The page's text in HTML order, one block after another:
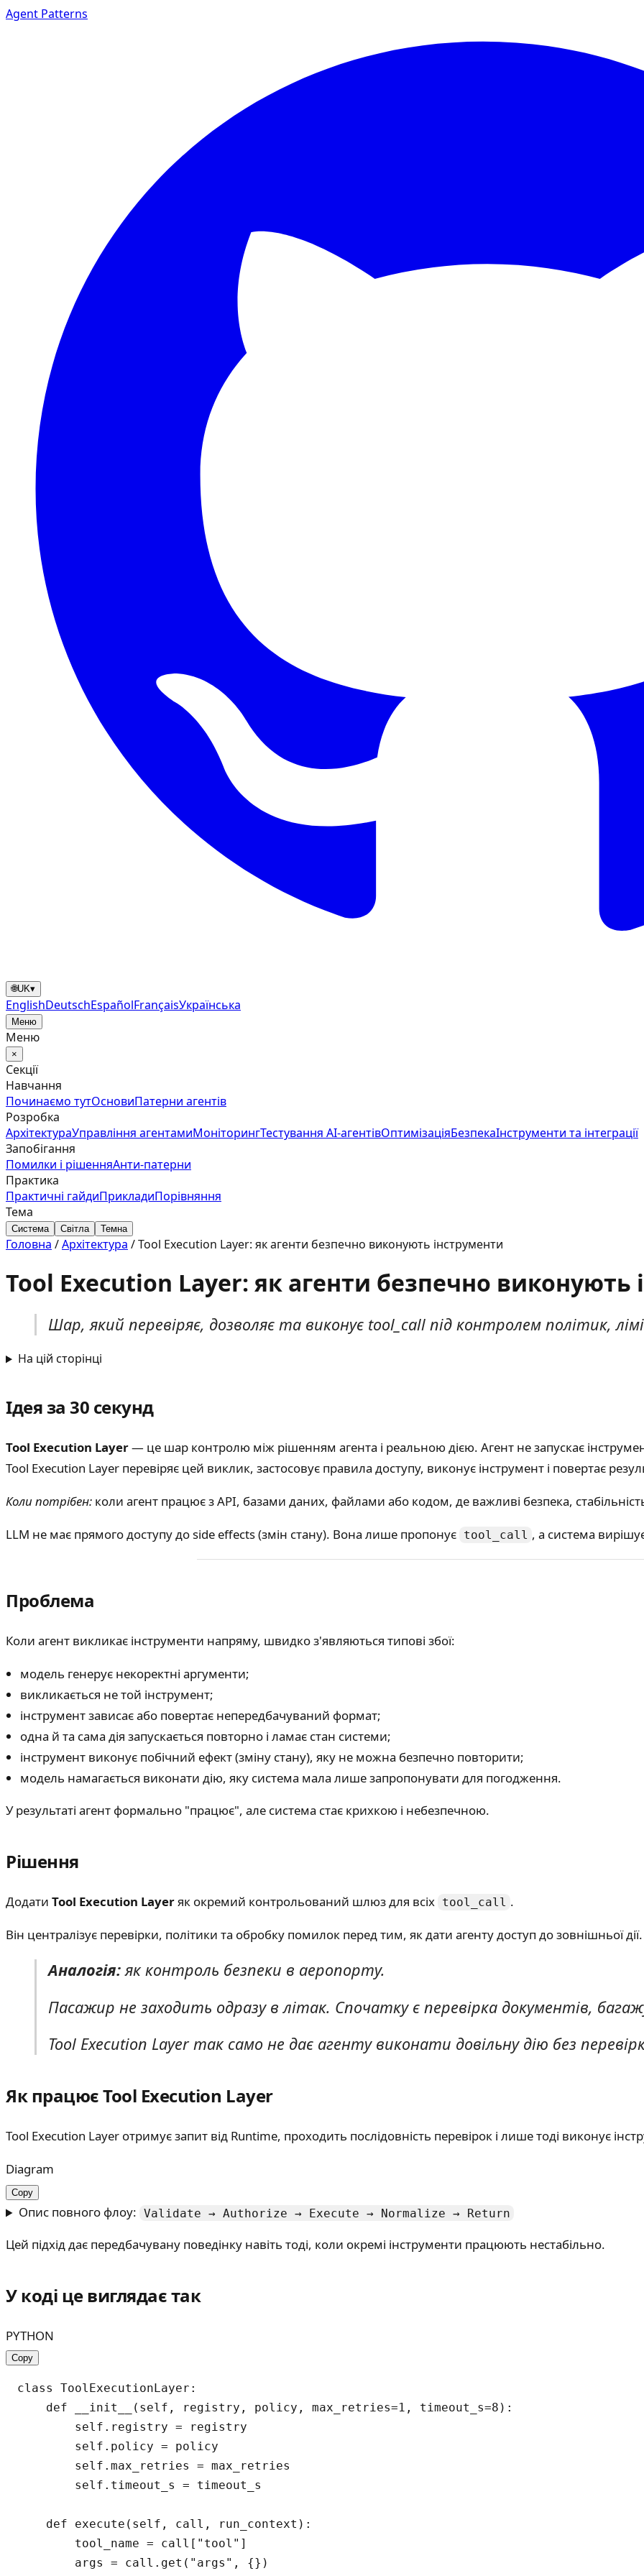
Agent Patterns
🌐UK▾
EnglishDeutschEspañolFrançaisУкраїнська
Меню
Меню
×
Секції
Навчання
Починаємо тутОсновиПатерни агентів
Розробка
АрхітектураУправління агентамиМоніторингТестування AI-агентівОптимізаціяБезпекаІнструменти та інтеграції
Запобігання
Помилки і рішенняАнти‑патерни
Практика
Практичні гайдиПрикладиПорівняння
Тема
Система Світла Темна
Головна /Архітектура /Tool Execution Layer: як агенти безпечно виконують інструменти
Tool Execution Layer: як агенти безпечно виконують
Шар, який перевіряє, дозволяє та виконує tool_call під контролем політик,
На цій сторінці
Ідея за 30 секунд
Tool Execution Layer— це шар контролю між рішенням агента і реальною дією. Агент не запускає
Tool Execution Layer перевіряє цей виклик, застосовує правила доступу, виконує інструмент і повертає
Коли потрібен: коли агент працює з API, базами даних, файлами або кодом, де важливі безпека,
LLM не має прямого доступу до side effects (змін стану). Вона лише пропонує tool_call , а система
Проблема
Коли агент викликає інструменти напряму, швидко з'являються типові збої:
модель генерує некоректні аргументи;
викликається не той інструмент;
інструмент зависає або повертає непередбачуваний формат;
одна й та сама дія запускається повторно і ламає стан системи;
інструмент виконує побічний ефект (зміну стану), яку не можна безпечно повторити;
модель намагається виконати дію, яку система мала лише запропонувати для погодження.
У результаті агент формально "працює", але система стає крихкою і небезпечною.
Рішення
Додати Tool Execution Layerяк окремий контрольований шлюз для всіх tool_call .
Він централізує перевірки, політики та обробку помилок перед тим, як дати агенту доступ до зовнішньої дії.
Аналогія:як контроль безпеки в аеропорту.
Пасажир не заходить одразу в літак. Спочатку є перевірка документів,
Tool Execution Layer так само не дає агенту виконати довільну дію без
Як працює Tool Execution Layer
Tool Execution Layer отримує запит від Runtime, проходить послідовність перевірок і лише тоді виконує
Diagram
Copy
Опис повного флоу: Validate → Authorize → Execute → Normalize → Return
Цей підхід дає передбачувану поведінку навіть тоді, коли окремі інструменти працюють нестабільно.
У коді це виглядає так
PYTHON
Copy
class ToolExecutionLayer:
    def __init__(self, registry, policy, max_retries=1, timeout_s=8):
        self.registry = registry
        self.policy = policy
        self.max_retries = max_retries
        self.timeout_s = timeout_s
    def execute(self, call, run_context):
        tool_name = call["tool"]
        args = call.get("args", {})